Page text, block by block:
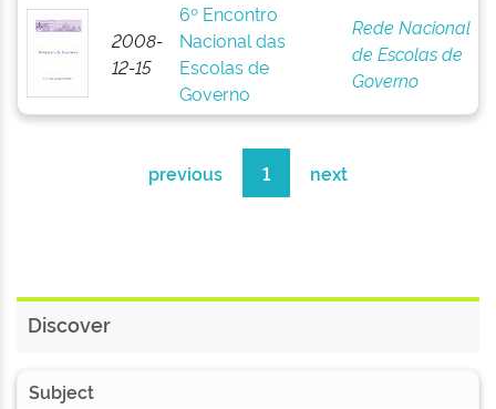
2008-
12-15
6º Encontro
Nacional das
Escolas de
Governo
Rede Nacional
de Escolas de
Governo
previous 1 next
Discover
Subject